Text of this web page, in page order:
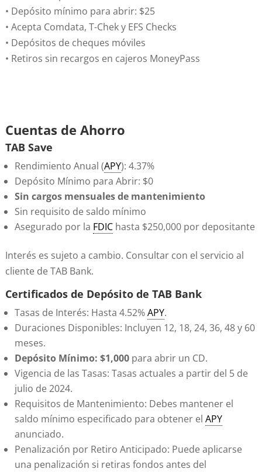
• Depósito mínimo para abrir: $25
• Acepta Comdata, T-Chek y EFS Checks
• Depósitos de cheques móviles
• Retiros sin recargos en cajeros MoneyPass
Cuentas de Ahorro
TAB Save
Rendimiento Anual (APY): 4.37%
Depósito Mínimo para Abrir: $0
Sin cargos mensuales de mantenimiento
Sin requisito de saldo mínimo
Asegurado por la FDIChasta $250,000 por depositante
Interés es sujeto a cambio. Consultar con el servicio al
cliente de TAB Bank.
Certificados de Depósito de TAB Bank
Tasas de Interés: Hasta 4.52%APY.
Duraciones Disponibles: Incluyen 12, 18, 24, 36, 48 y 60
meses.
Depósito Mínimo: $1,000para abrir un CD.
Vigencia de las Tasas: Tasas actuales a partir del 5 de
julio de 2024.
Requisitos de Mantenimiento: Debes mantener el
saldo mínimo especificado para obtener el APY
anunciado.
Penalización por Retiro Anticipado: Puede aplicarse
una penalización si retiras fondos antes del